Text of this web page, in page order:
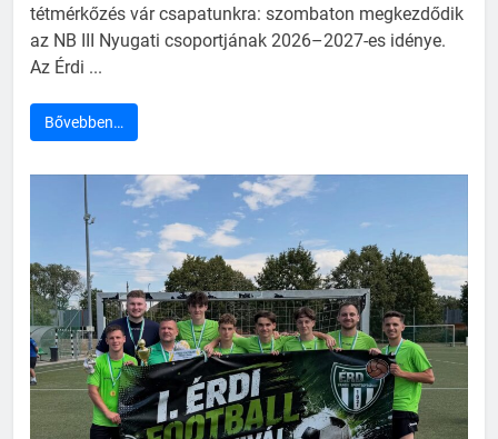
tétmérkőzés vár csapatunkra: szombaton megkezdődik
az NB III Nyugati csoportjának 2026–2027-es idénye.
Az Érdi ...
Bővebben…